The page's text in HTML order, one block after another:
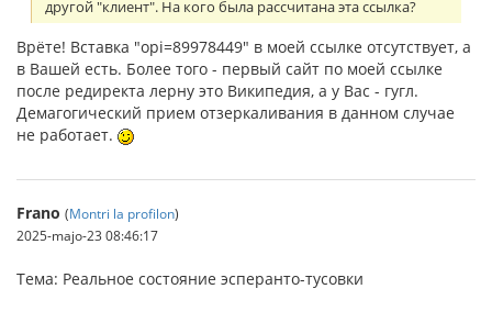
другой "клиент". На кого была рассчитана эта ссылка?
Врёте! Вставка "opi=89978449" в моей ссылке отсутствует, а
в Вашей есть. Более того - первый сайт по моей ссылке
после редиректа лерну это Википедия, а у Вас - гугл.
Демагогический прием отзеркаливания в данном случае
не работает.
Frano (Montri la profilon)
2025-majo-23 08:46:17
Тема: Реальное состояние эсперанто-тусовки